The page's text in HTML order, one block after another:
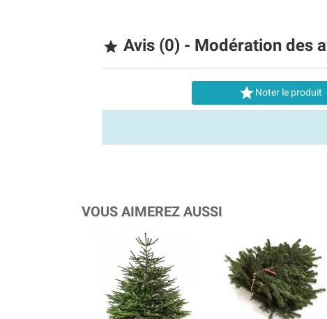
 Avis (0) - Modération des
Noter le produit
VOUS AIMEREZ AUSSI